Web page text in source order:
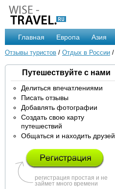
Главная Европа Азия
Отзывы туристов / Отдых в России /
Путешествуйте с нами
Делиться впечатлениями
Писать отзывы
Добавлять фотографии
Создать свою карту
путешествий
Общаться и находить друзей
регистрация простая и не
займет много времени